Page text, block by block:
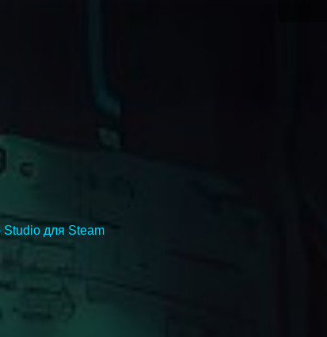
Studio для Steam